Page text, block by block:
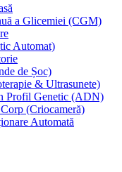
a Glicemiei (CGM)
Automat)
de Șoc)
& Ultrasunete)
Profil Genetic (ADN)
(Criocameră)
Automată